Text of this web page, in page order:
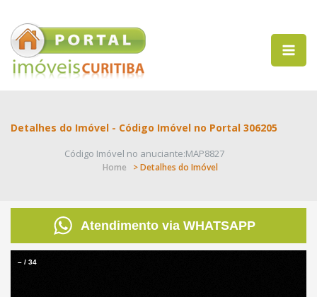
Detalhes do Imóvel - Código Imóvel no Portal 306205
Código Imóvel no anuciante:MAP8827
Home > Detalhes do Imóvel
Atendimento via WHATSAPP
– / 34